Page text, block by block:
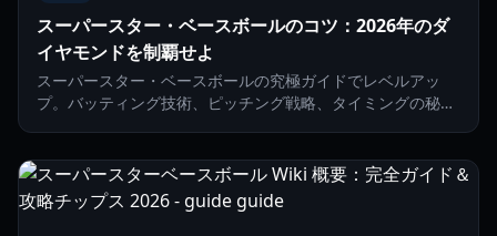
スーパースター・ベースボールのコツ：2026年のダ
イヤモンドを制覇せよ
スーパースター・ベースボールの究極ガイドでレベルアッ
プ。バッティング技術、ピッチング戦略、タイミングの秘訣